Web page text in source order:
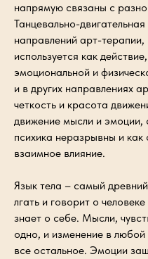
напрямую связаны с
Танцевально-
направлений арт-
используется как
эмоциональной и
и в других направлениях
четкость и красота
движение мысли и эмоции,
психика неразрывны и как
взаимное влияние.
Язык тела – самый
лгать и говорит о
знает о себе. Мысли,
одно, и изменение в
все остальное. Эмоции